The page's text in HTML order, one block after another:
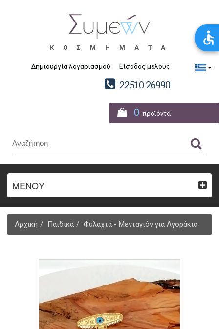
ΚΟΣΜΗΜΑΤΑ
Δημιουργία λογαριασμού Είσοδος μέλους
22510 26990
0 προϊόντα
ΜΕΝΟΥ
Αρχική Παιδικά Φυλαχτά - Μενταγιόν για Αγοράκια